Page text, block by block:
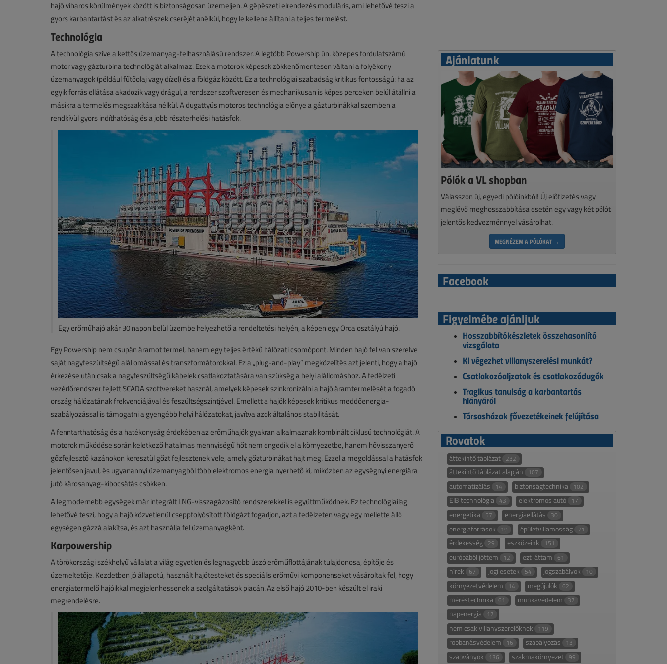
hajó viharos körülmények között is biztonságosan üzemeljen. A gépészeti elrendezés moduláris, ami lehetővé teszi a
gyors karbantartást és az alkatrészek cseréjét anélkül, hogy le kellene állítani a teljes termelést.
Technológia
A technológia szíve a kettős üzemanyag-felhasználású rendszer. A legtöbb Powership ún. közepes fordulatszámú
motor vagy gázturbina technológiát alkalmaz. Ezek a motorok képesek zökkenőmentesen váltani a folyékony
üzemanyagok (például fűtőolaj vagy dízel) és a földgáz között. Ez a technológiai szabadság kritikus fontosságú: ha az
egyik forrás ellátása akadozik vagy drágul, a rendszer szoftveresen és mechanikusan is képes perceken belül átállni a
másikra a termelés megszakítása nélkül. A dugattyús motoros technológia előnye a gázturbinákkal szemben a
rendkívül gyors indíthatóság és a jobb részterhelési hatásfok.
Egy erőműhajó akár 30 napon belül üzembe helyezhető a rendeltetési helyén, a képen egy Orca osztályú hajó.
Egy Powership nem csupán áramot termel, hanem egy teljes értékű hálózati csomópont. Minden hajó fel van szerelve
saját nagyfeszültségű alállomással és transzformátorokkal. Ez a „plug-and-play” megközelítés azt jelenti, hogy a hajó
érkezése után csak a nagyfeszültségű kábelek csatlakoztatására van szükség a helyi alállomáshoz. A fedélzeti
vezérlőrendszer fejlett SCADA szoftvereket használ, amelyek képesek szinkronizálni a hajó áramtermelését a fogadó
ország hálózatának frekvenciájával és feszültségszintjével. Emellett a hajók képesek kritikus meddőenergia-
szabályozással is támogatni a gyengébb helyi hálózatokat, javítva azok általános stabilitását.
A fenntarthatóság és a hatékonyság érdekében az erőműhajók gyakran alkalmaznak kombinált ciklusú technológiát. A
motorok működése során keletkező hatalmas mennyiségű hőt nem engedik el a környezetbe, hanem hővisszanyerő
gőzfejlesztő kazánokon keresztül gőzt fejlesztenek vele, amely gőzturbinákat hajt meg. Ezzel a megoldással a hatásfok
jelentősen javul, és ugyanannyi üzemanyagból több elektromos energia nyerhető ki, miközben az egységnyi energiára
jutó károsanyag-kibocsátás csökken.
A legmodernebb egységek már integrált LNG-visszagázosító rendszerekkel is együttműködnek. Ez technológiailag
lehetővé teszi, hogy a hajó közvetlenül cseppfolyósított földgázt fogadjon, azt a fedélzeten vagy egy mellette álló
egységen gázzá alakítsa, és azt használja fel üzemanyagként.
Karpowership
A törökországi székhelyű vállalat a világ egyetlen és legnagyobb úszó erőműflottájának tulajdonosa, építője és
üzemeltetője. Kezdetben jó állapotú, használt hajótesteket és speciális erőművi komponenseket vásároltak fel, hogy
energiatermelő hajóikkal megjelenhessenek a szolgáltatások piacán. Az első hajó 2010-ben készült el iraki
megrendelésre.
Ajánlatunk
Pólók a VL shopban
Válasszon új, egyedi pólóinkból! Új előfizetés vagy
meglévő meghosszabbítása esetén egy vagy két pólót
jelentős kedvezménnyel vásárolhat.
MEGNÉZEM A PÓLÓKAT →
Facebook
Figyelmébe ajánljuk
Hosszabbítókészletek összehasonlító
vizsgálata
Ki végezhet villanyszerelési munkát?
Csatlakozóaljzatok és csatlakozódugók
Tragikus tanulság a karbantartás
hiányáról
Társasházak fővezetékeinek felújítása
Rovatok
áttekintő táblázat 232
áttekintő táblázat alapján 107
automatizálás 14 biztonságtechnika 102
EIB technológia 43 elektromos autó 17
energetika 57 energiaellátás 30
energiaforrások 19 épületvillamosság 21
érdekesség 29 eszközeink 151
európából jöttem 12 ezt láttam 61
hírek 67 jogi esetek 54 jogszabályok 10
környezetvédelem 14 megújulók 62
méréstechnika 61 munkavédelem 37
napenergia 17
nem csak villanyszerelőknek 119
robbanásvédelem 16 szabályozás 13
szabványok 136 szakmakörnyezet 99